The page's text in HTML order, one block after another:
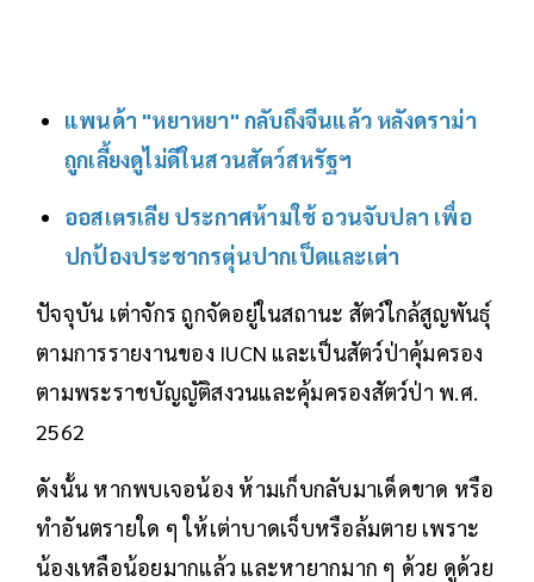
แพนด้า "หยาหยา" กลับถึงจีนแล้ว หลังดราม่า
ถูกเลี้ยงดูไม่ดีในสวนสัตว์สหรัฐฯ
ออสเตรเลีย ประกาศห้ามใช้ อวนจับปลา เพื่อ
ปกป้องประชากรตุ่นปากเป็ดและเต่า
ปัจจุบัน เต่าจักร ถูกจัดอยู่ในสถานะ สัตว์ใกล้สูญพันธุ์
ตามการรายงานของ IUCN และเป็นสัตว์ป่าคุ้มครอง
ตามพระราชบัญญัติสงวนและคุ้มครองสัตว์ป่า พ.ศ.
2562
ดังนั้น หากพบเจอน้อง ห้ามเก็บกลับมาเด็ดขาด หรือ
ทำอันตรายใด ๆ ให้เต่าบาดเจ็บหรือล้มตาย เพราะ
น้องเหลือน้อยมากแล้ว และหายากมาก ๆ ด้วย ดูด้วย